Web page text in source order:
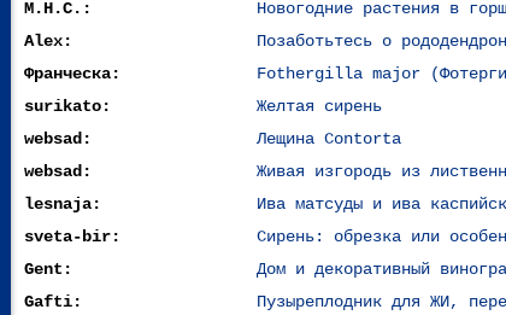
М.Н.С.:
Новогодние растения в
Alex:
Позаботьтесь о
Франческа:
Fothergilla major
surikato:
Желтая сирень
websad:
Лещина Contorta
websad:
Живая изгородь из
lesnaja:
Ива матсуды и ива
sveta-bir:
Сирень: обрезка или
Gent:
Дом и декоративный
Gafti:
Пузыреплодник для ЖИ,